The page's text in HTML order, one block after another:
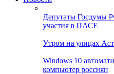
Депутаты Госдумы
участия в ПАСЕ
Утром на улицах
Windows 10
компьютер россиян